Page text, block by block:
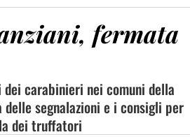
fermata
carabinieri nei comuni della
delle segnalazioni e i consigli per
dei truffatori